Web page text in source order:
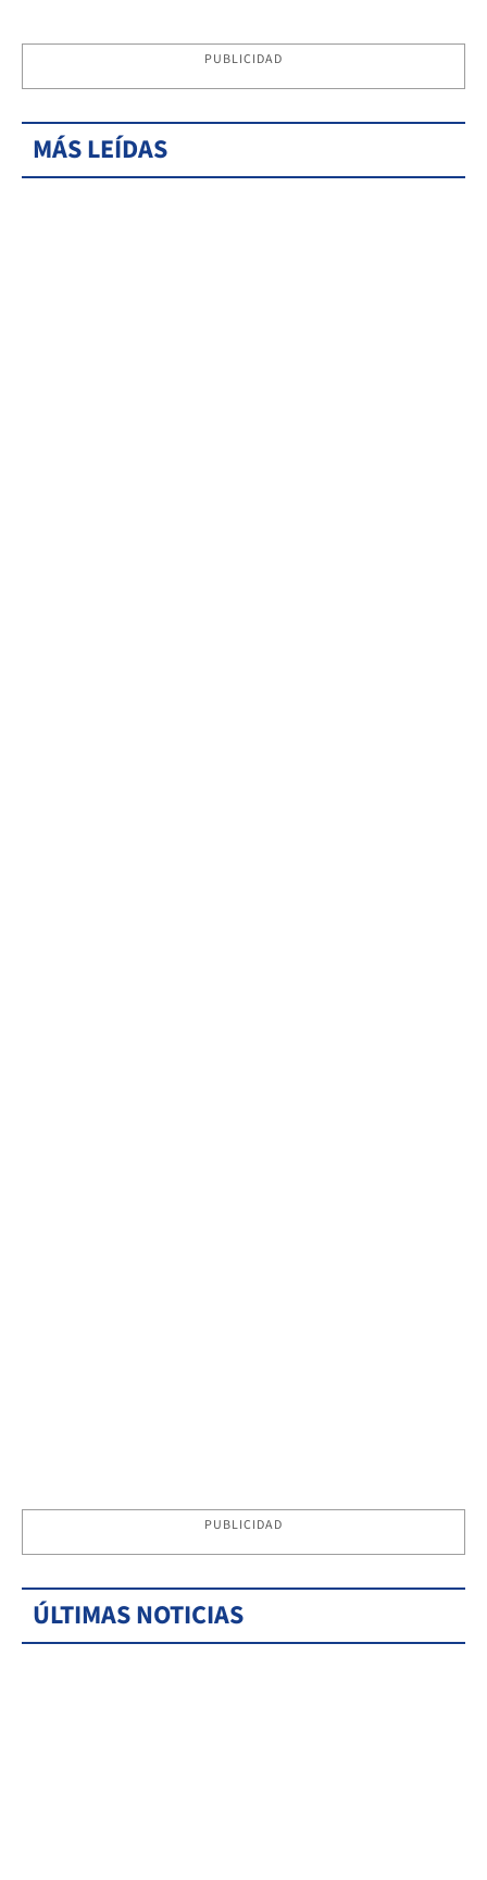
PUBLICIDAD
MÁS LEÍDAS
PUBLICIDAD
ÚLTIMAS NOTICIAS